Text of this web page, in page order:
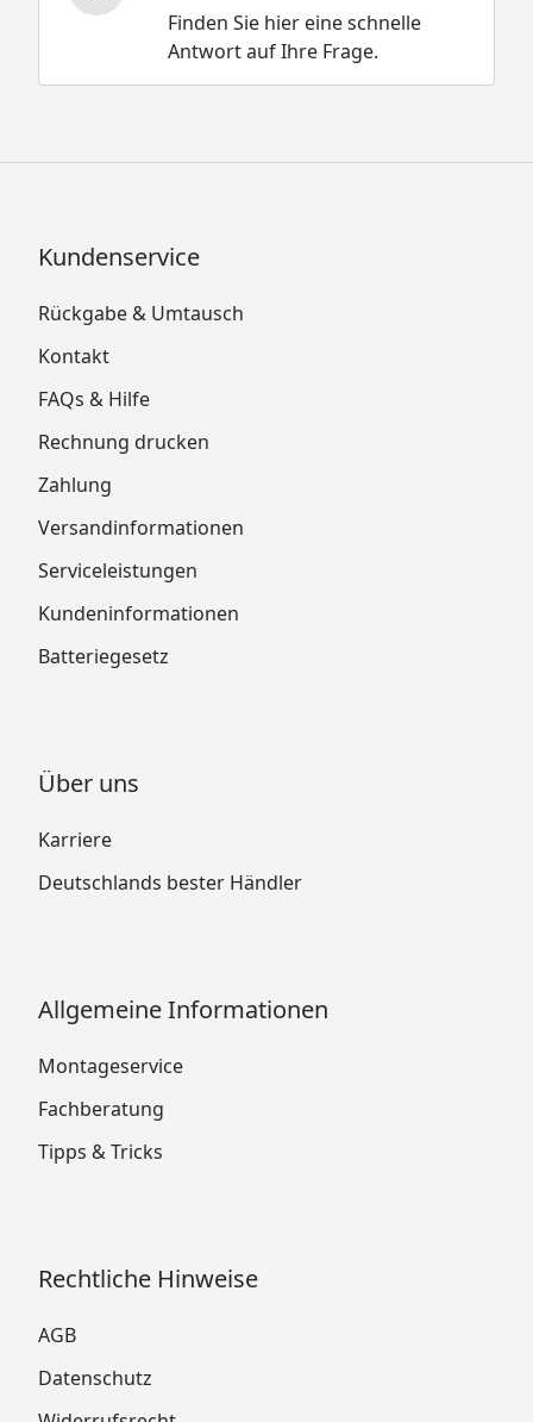
Finden Sie hier eine schnelle
Antwort auf Ihre Frage.
Kundenservice
Rückgabe & Umtausch
Kontakt
FAQs & Hilfe
Rechnung drucken
Zahlung
Versandinformationen
Serviceleistungen
Kundeninformationen
Batteriegesetz
Über uns
Karriere
Deutschlands bester Händler
Allgemeine Informationen
Montageservice
Fachberatung
Tipps & Tricks
Rechtliche Hinweise
AGB
Datenschutz